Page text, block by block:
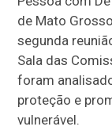
de Mato
segunda
Sala das
foram
proteção e
vulnerável.